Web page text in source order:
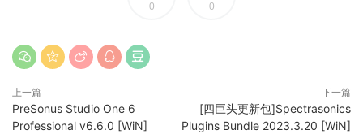
0 0
上一篇
PreSonus Studio One 6
Professional v6.6.0 [WiN]
下一篇
[四巨头更新包]Spectrasonics
Plugins Bundle 2023.3.20 [WiN]